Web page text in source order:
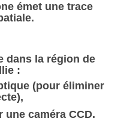
émet une trace
.
dans la région de
:
(pour éliminer
une caméra CCD.